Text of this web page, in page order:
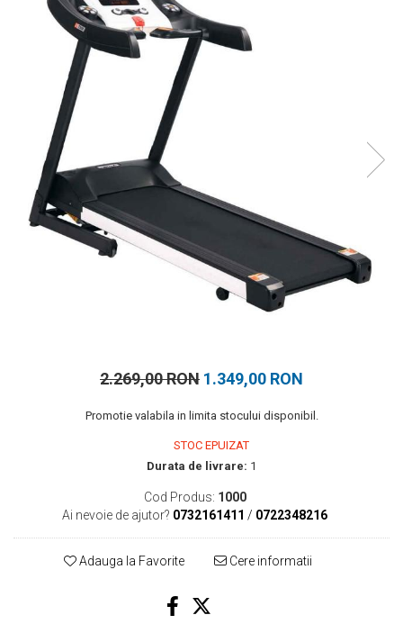
Accesorii inot
Genti si rucsacuri
Tricouri, pantaloni, bluze
Costume profesionale inot
2.269,00 RON 1.349,00 RON
Promotie valabila in limita stocului disponibil.
STOC EPUIZAT
Durata de livrare: 1
Cod Produs: 1000
Ai nevoie de ajutor? 0732161411 / 0722348216
Adauga la Favorite Cere informatii